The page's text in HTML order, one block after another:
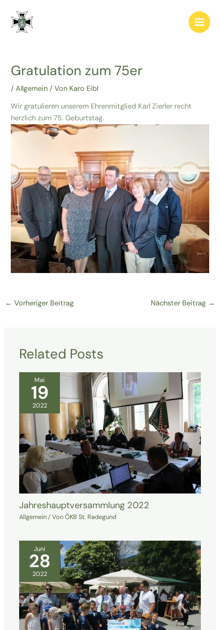
Inhalt
springen
Main
Gratulation zum 75er
/Allgemein / Von Karo Eibl
Wir gratulieren unserem Ehrenmitglied Karl Zierler recht
herzlich zum 75. Geburtstag.
navigation
← Vorheriger Beitrag Nächster Beitrag →
Related Posts
Mai
19
2022
Jahreshauptversammlung 2022
Allgemein/ VonÖKB St. Radegund
Juni
28
2022